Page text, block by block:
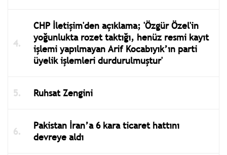
CHP İletişim'den açıklama; 'Özgür Özel'in
yoğunlukta rozet taktığı, henüz resmi kayıt
işlemi yapılmayan Arif Kocabıyık’ın parti
üyelik işlemleri durdurulmuştur'
Ruhsat Zengini
Pakistan İran’a 6 kara ticaret hattını
devreye aldı